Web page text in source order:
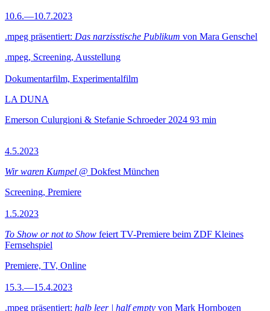
10.6.—10.7.2023
.mpeg präsentiert: Das narzisstische Publikum von Mara Genschel
.mpeg, Screening, Ausstellung
Dokumentarfilm, Experimentalfilm
LA DUNA
Emerson Culurgioni & Stefanie Schroeder 2024 93 min
4.5.2023
Wir waren Kumpel @ Dokfest München
Screening, Premiere
1.5.2023
To Show or not to Show feiert TV-Premiere beim ZDF Kleines
Fernsehspiel
Premiere, TV, Online
15.3.—15.4.2023
.mpeg präsentiert: halb leer | half empty von Mark Hornbogen